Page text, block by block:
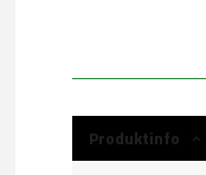
Produktinfo